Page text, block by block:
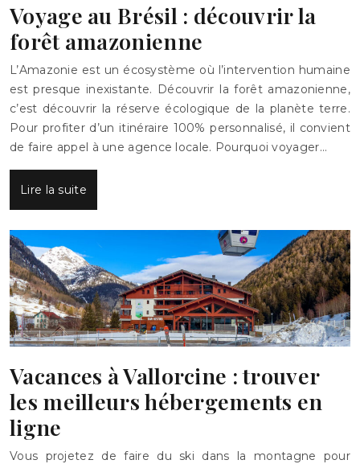
Voyage au Brésil : découvrir la
forêt amazonienne
L’Amazonie est un écosystème où l’intervention humaine
est presque inexistante. Découvrir la forêt amazonienne,
c’est découvrir la réserve écologique de la planète terre.
Pour profiter d’un itinéraire 100% personnalisé, il convient
de faire appel à une agence locale. Pourquoi voyager…
Lire la suite
Vacances à Vallorcine : trouver
les meilleurs hébergements en
ligne
Vous projetez de faire du ski dans la montagne pour